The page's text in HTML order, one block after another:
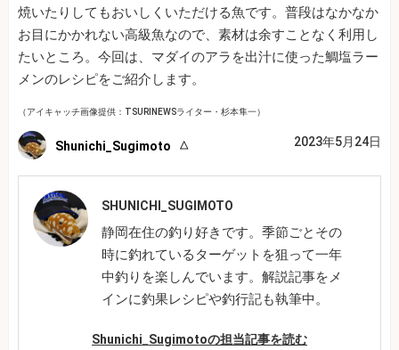
焼いたりしてもおいしくいただける魚です。普段はなかなか
お目にかかれない高級魚なので、素材は余すことなく利用し
たいところ。今回は、マダイのアラを出汁に使った鯛塩ラー
メンのレシピをご紹介します。
（アイキャッチ画像提供：TSURINEWSライター・杉本隼一）
Shunichi_Sugimoto 2023年5月24日
SHUNICHI_SUGIMOTO
静岡在住の釣り好きです。季節ごとその
時に釣れているターゲットを狙って一年
中釣りを楽しんでいます。解説記事をメ
インに釣果レシピや釣行記も執筆中。
Shunichi_Sugimotoの担当記事を読む